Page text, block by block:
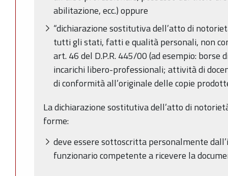
abilitazione, ecc.) oppure
“dichiarazione sostitutiva dell’atto di
tutti gli stati, fatti e qualità personali, non
art. 46 del D.P.R. 445/00 (ad esempio:
incarichi libero-professionali; attività di
di conformità all’originale delle copie
La dichiarazione sostitutiva dell’atto di
forme:
deve essere sottoscritta personalmente
funzionario competente a ricevere la